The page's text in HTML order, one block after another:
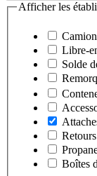
Afficher les
Libre-
Solde
Boîtes